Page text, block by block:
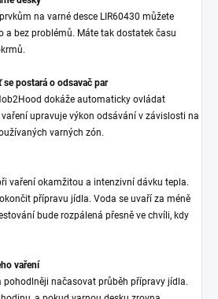
na varné desce LIR60430 můžete
a bez problémů. Máte tak dostatek času
se postará o odsavač par
dokáže automaticky ovládat
upravuje výkon odsávání v závislosti na
varných zón.
vaření okamžitou a intenzivní dávku tepla.
přípravu jídla. Voda se uvaří za méně
bude rozpálená přesně ve chvíli, kdy
vaření
pohodlněji načasovat průběh přípravy jídla.